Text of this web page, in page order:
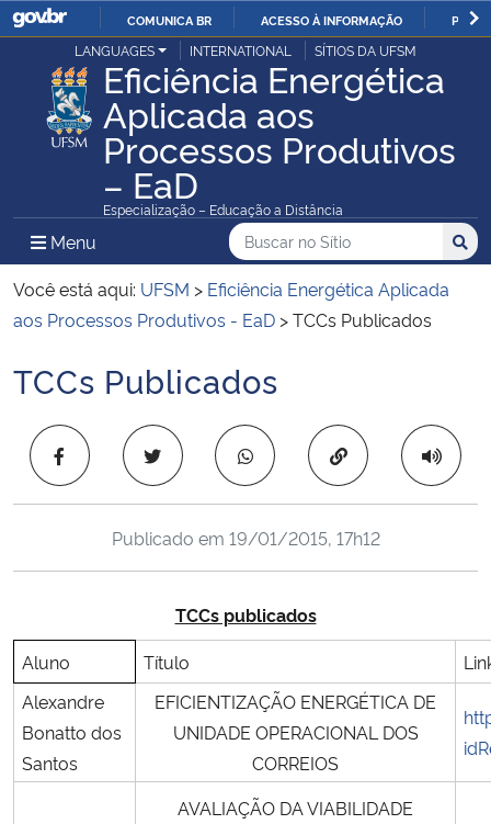
IR
PARA
O
CONTEÚDO
COMUNICA BR ACESSO À INFORMAÇÃO
Ministério da Justiça e Segurança Pública
Ministério da Defesa
Ministério das Relações Exteriores
Ministério da Agricultura, Pecuária e Abastecimento
Ministério da Educação
Ministério da Cidadania
Ministério da Saúde
Ministério de Minas e Energia
Ministério da Ciência, Tecnologia, Inovações e Comunicações
Ministério do Meio Ambiente
LANGUAGES INTERNATIONAL SÍTIOS DA UFSM
Eficiência Energética
Aplicada aos
Processos Produtivos
– EaD
Especialização – Educação a Distância
Menu Menu Principal do Sítio
Busca
Buscar no no Sítio
Busca:
Você está aqui: UFSM > Eficiência Energética Aplicada
aos Processos Produtivos - EaD >TCCs Publicados
Início do conteúdo
TCCs Publicados
Copiar para área
Publicado em 19/01/2015, 17h12
TCCs publicados
Aluno
Título
Alexandre
Bonatto dos
Santos
EFICIENTIZAÇÃO ENERGÉTICA DE
UNIDADE OPERACIONAL DOS
CORREIOS
AVALIAÇÃO DA VIABILIDADE